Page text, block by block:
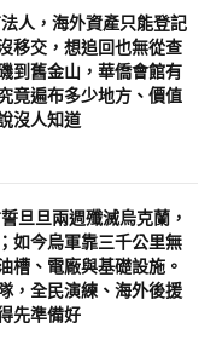
人，海外資產只能登記
移交，想追回也無從查
到舊金山，華僑會館有
竟遍布多少地方、價值
沒人知道
旦旦兩週殲滅烏克蘭，
如今烏軍靠三千公里無
槽、電廠與基礎設施。
，全民演練、海外後援
先準備好